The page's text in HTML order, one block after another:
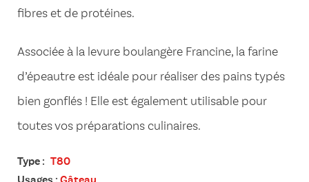
fibres et de protéines.
Associée à la levure boulangère Francine, la farine
d’épeautre est idéale pour réaliser des pains typés
bien gonflés ! Elle est également utilisable pour
toutes vos préparations culinaires.
Type : T80